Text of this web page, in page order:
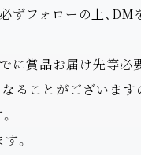
フォローの上、DM
に賞品お届け先等
ることがございます
。